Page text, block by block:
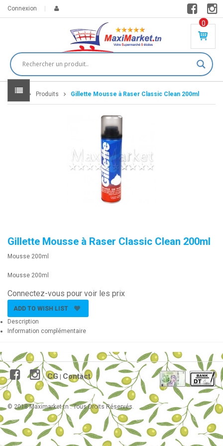
Connexion
0
PR
DU
IT(
S)
Home Produits Gillette Mousse à Raser Classic Clean 200ml
Gillette Mousse à Raser Classic Clean 200ml
Mousse 200ml
Mousse 200ml
Connectez-vous pour voir les prix
ADD TO WISH LIST
Description
Information complémentaire
CG Contact
© 2018 Maximarket.tn . Tous Droits Réservés.